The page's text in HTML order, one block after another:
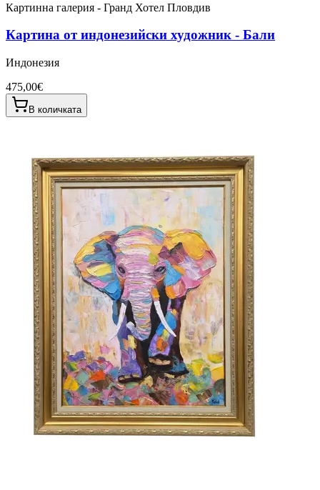
Картинна галерия - Гранд Хотел Пловдив
Картина от индонезийски художник - Бали
Индонезия
475,00€
В количката